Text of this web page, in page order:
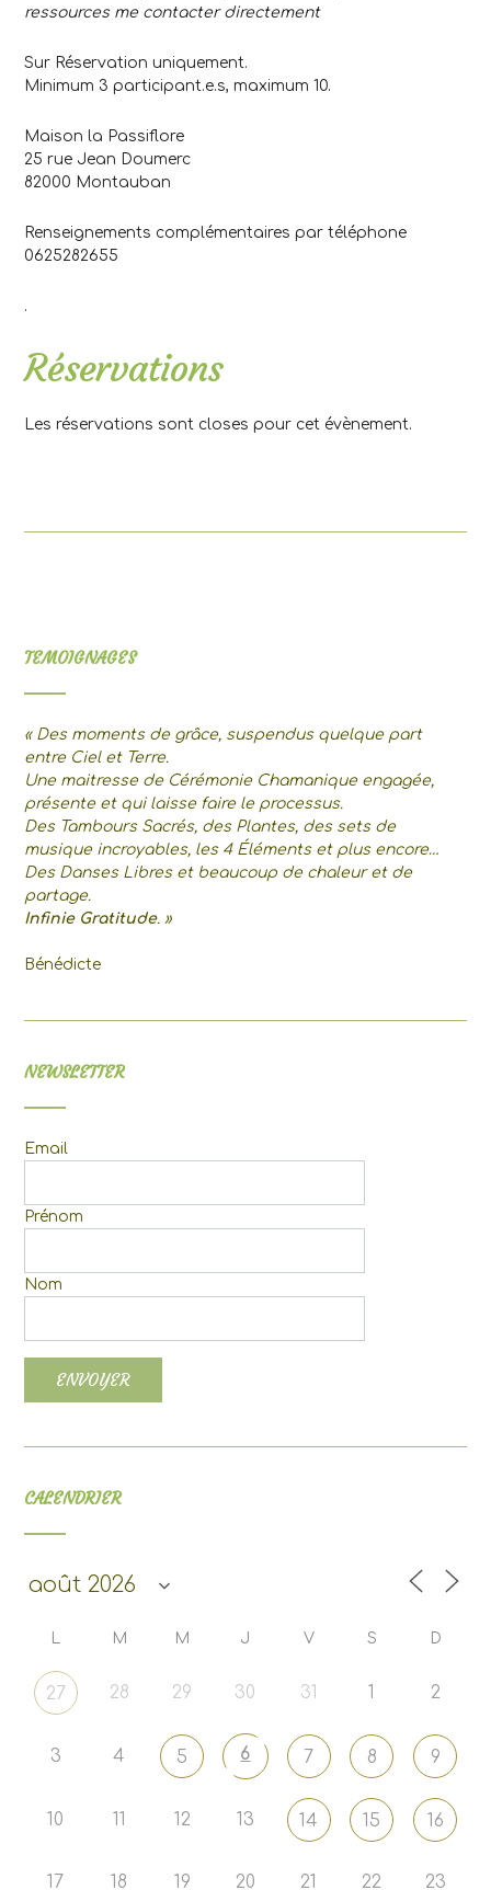
ressources me contacter directement
Sur Réservation uniquement.
Minimum 3 participant.e.s, maximum 10.
Maison la Passiflore
25 rue Jean Doumerc
82000 Montauban
Renseignements complémentaires par téléphone
0625282655
.
Réservations
Les réservations sont closes pour cet évènement.
TEMOIGNAGES
« Des moments de grâce, suspendus quelque part
entre Ciel et Terre.
Une maitresse de Cérémonie Chamanique engagée,
présente et qui laisse faire le processus.
Des Tambours Sacrés, des Plantes, des sets de
musique incroyables, les 4 Éléments et plus encore…
Des Danses Libres et beaucoup de chaleur et de
partage.
Infinie Gratitude. »
Bénédicte
NEWSLETTER
Email
Prénom
Nom
CALENDRIER
L M M J V S D
27 28 29 30 31 1 2
3 4 5 6 7 8 9
10 11 12 13 14 15 16
17 18 19 20 21 22 23